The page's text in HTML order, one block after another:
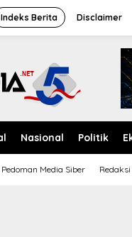
Indeks Berita Disclaimer
Nasional Politik
Pedoman Media Siber Redaksi